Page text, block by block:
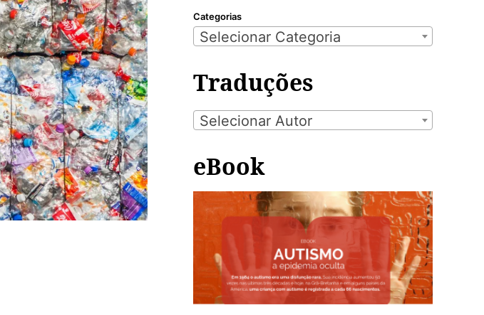
Categorias
Selecionar Categoria
Traduções
Selecionar Autor
eBook